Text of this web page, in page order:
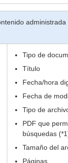
administrada
Tipo de
Título
Fecha/hora
Fecha de
Tipo de
PDF que
búsquedas
Tamaño del
Páginas